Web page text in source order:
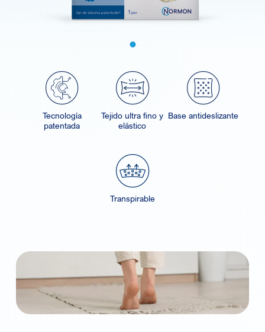
Tecnología
patentada
Tejido ultra fino y
elástico
Base antideslizante
Transpirable